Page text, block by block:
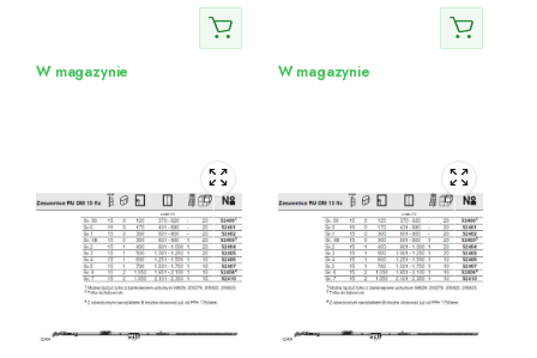
W magazynie W magazynie